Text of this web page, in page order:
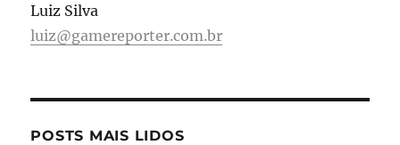
Luiz Silva
luiz@gamereporter.com.br
POSTS MAIS LIDOS